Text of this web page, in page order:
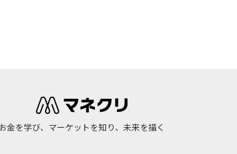
お金を学び、マーケットを知り、未来を描く